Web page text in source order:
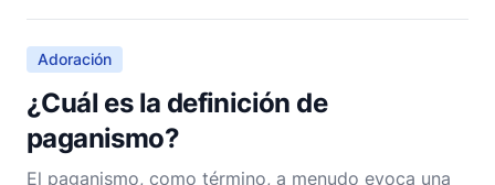
Salmo 22:3, que en la versión King James dice:
Adoración
¿Cuál es la definición de
paganismo?
El paganismo, como término, a menudo evoca una